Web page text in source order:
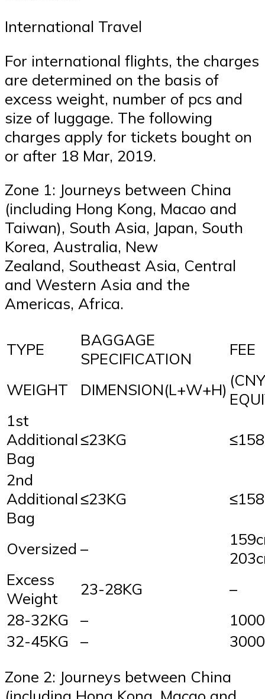
International Travel
For international flights, the charges
are determined on the basis of
excess weight, number of pcs and
size of luggage. The following
charges apply for tickets bought on
or after 18 Mar, 2019.
Zone 1: Journeys between China
(including Hong Kong, Macao and
Taiwan), South Asia, Japan, South
Korea, Australia, New
Zealand, Southeast Asia, Central
and Western Asia and the
Americas, Africa.
TYPE
BAGGAGE
SPECIFICATION
FEE
WEIGHT DIMENSION(L+W+H)
1st
Additional
Bag
≤23KG
2nd
Additional
Bag
≤23KG
Oversized –
Excess
Weight
23-28KG
–
28-32KG
–
1000
32-45KG
–
3000
Zone 2: Journeys between China